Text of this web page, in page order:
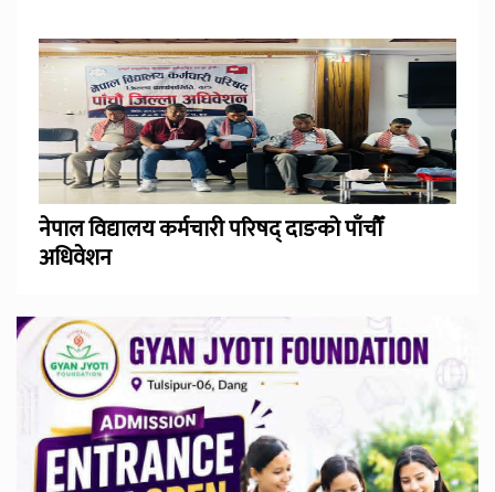
नेपाल विद्यालय कर्मचारी परिषद् दाङको पाँचौँ
अधिवेशन